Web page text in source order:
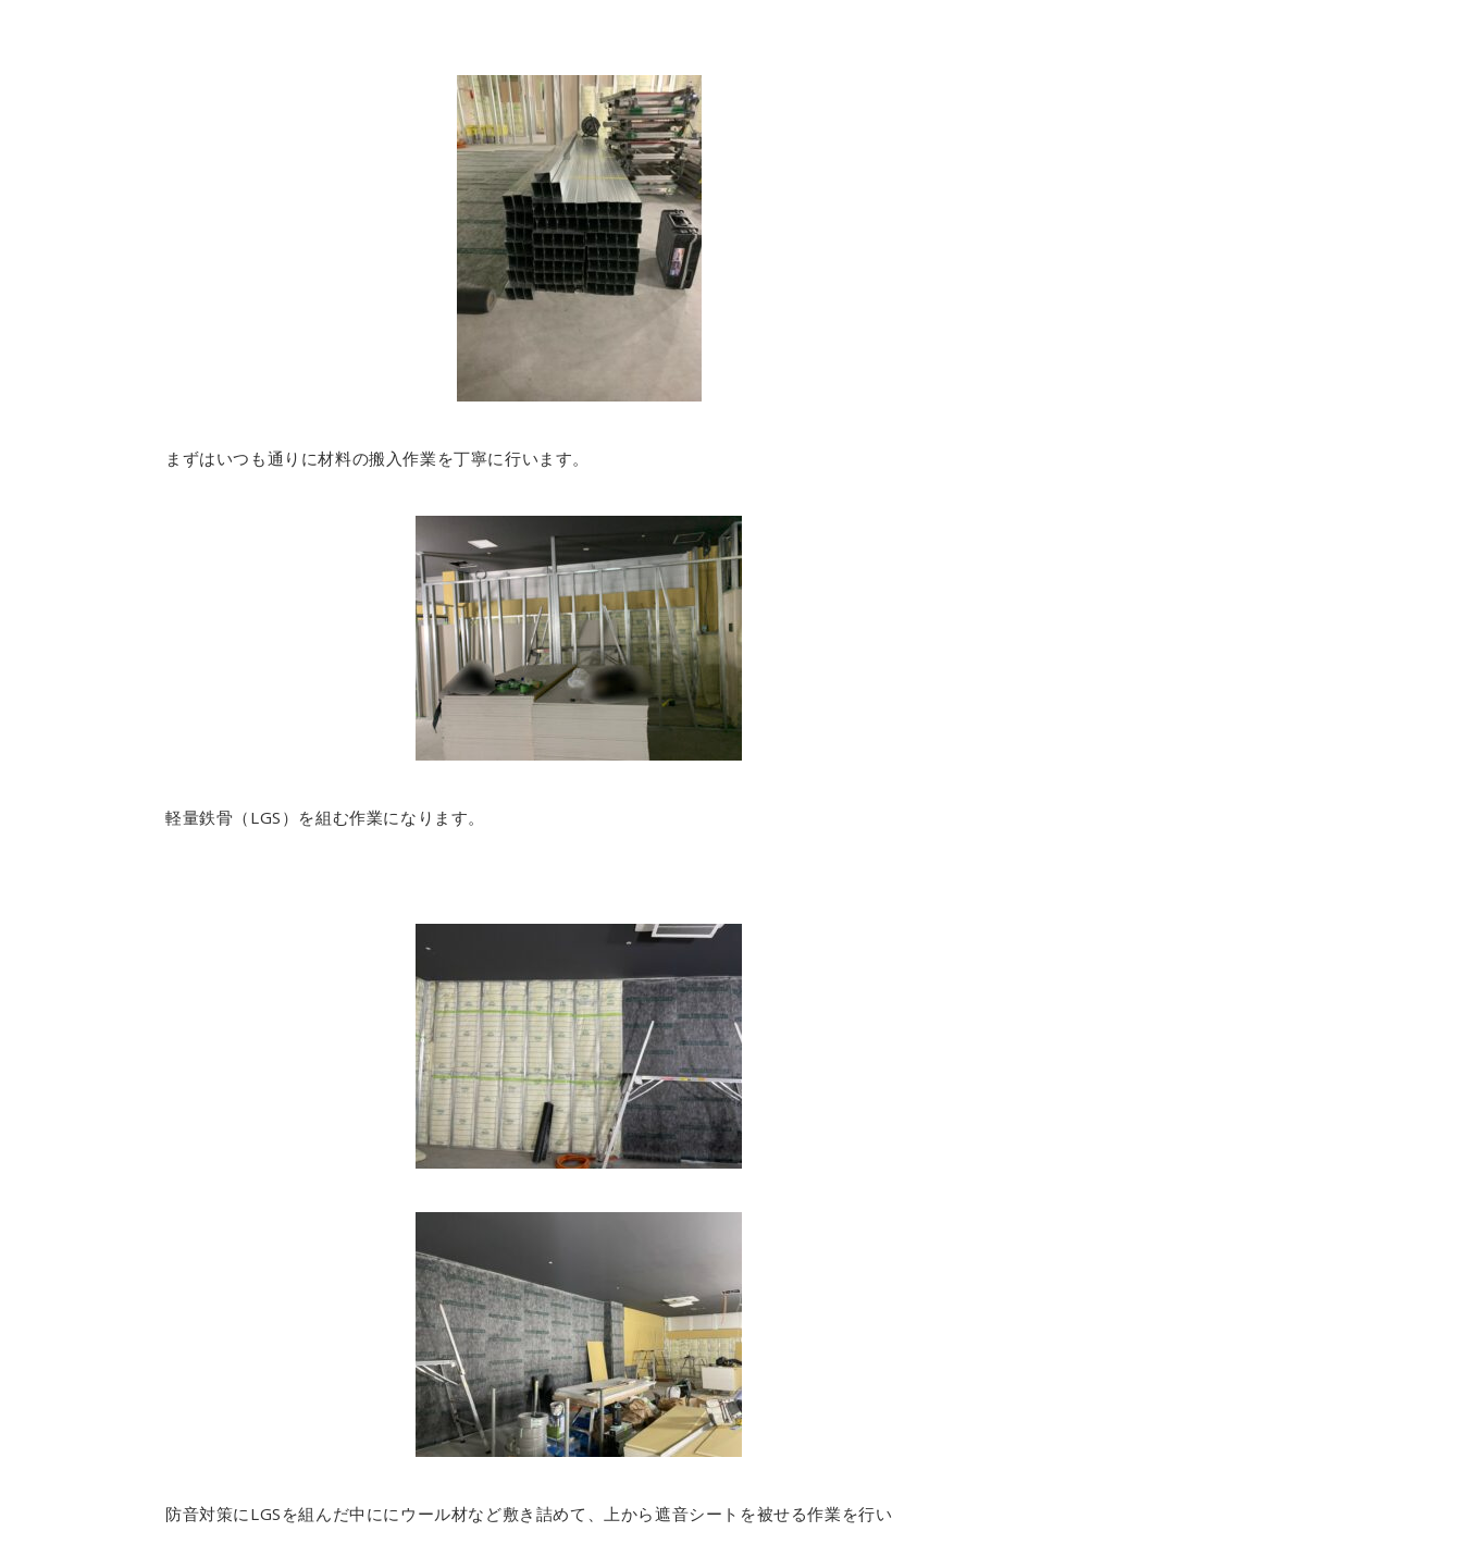
まずはいつも通りに材料の搬入作業を丁寧に行います。
軽量鉄骨（LGS）を組む作業になります。
防音対策にLGSを組んだ中ににウール材など敷き詰めて、上から遮音シートを被せる作業を行い